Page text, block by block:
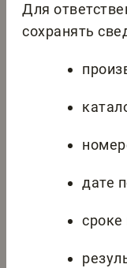
Для
сохранять
дате
сроке